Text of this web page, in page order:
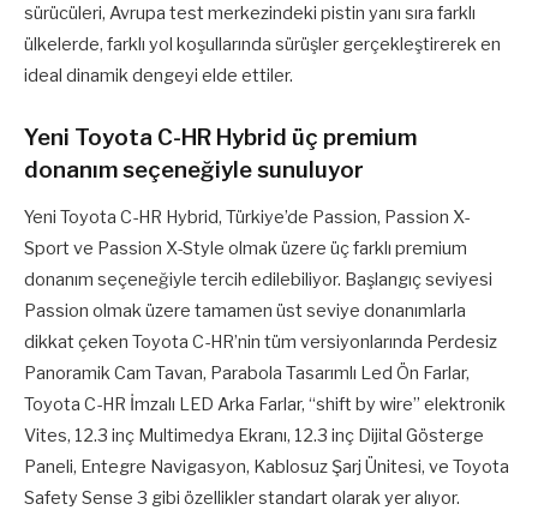
sürücüleri, Avrupa test merkezindeki pistin yanı sıra farklı
ülkelerde, farklı yol koşullarında sürüşler gerçekleştirerek en
ideal dinamik dengeyi elde ettiler.
Yeni Toyota C-HR Hybrid üç premium
donanım seçeneğiyle sunuluyor
Yeni Toyota C-HR Hybrid, Türkiye’de Passion, Passion X-
Sport ve Passion X-Style olmak üzere üç farklı premium
donanım seçeneğiyle tercih edilebiliyor. Başlangıç seviyesi
Passion olmak üzere tamamen üst seviye donanımlarla
dikkat çeken Toyota C-HR’nin tüm versiyonlarında Perdesiz
Panoramik Cam Tavan, Parabola Tasarımlı Led Ön Farlar,
Toyota C-HR İmzalı LED Arka Farlar, “shift by wire” elektronik
Vites, 12.3 inç Multimedya Ekranı, 12.3 inç Dijital Gösterge
Paneli, Entegre Navigasyon, Kablosuz Şarj Ünitesi, ve Toyota
Safety Sense 3 gibi özellikler standart olarak yer alıyor.